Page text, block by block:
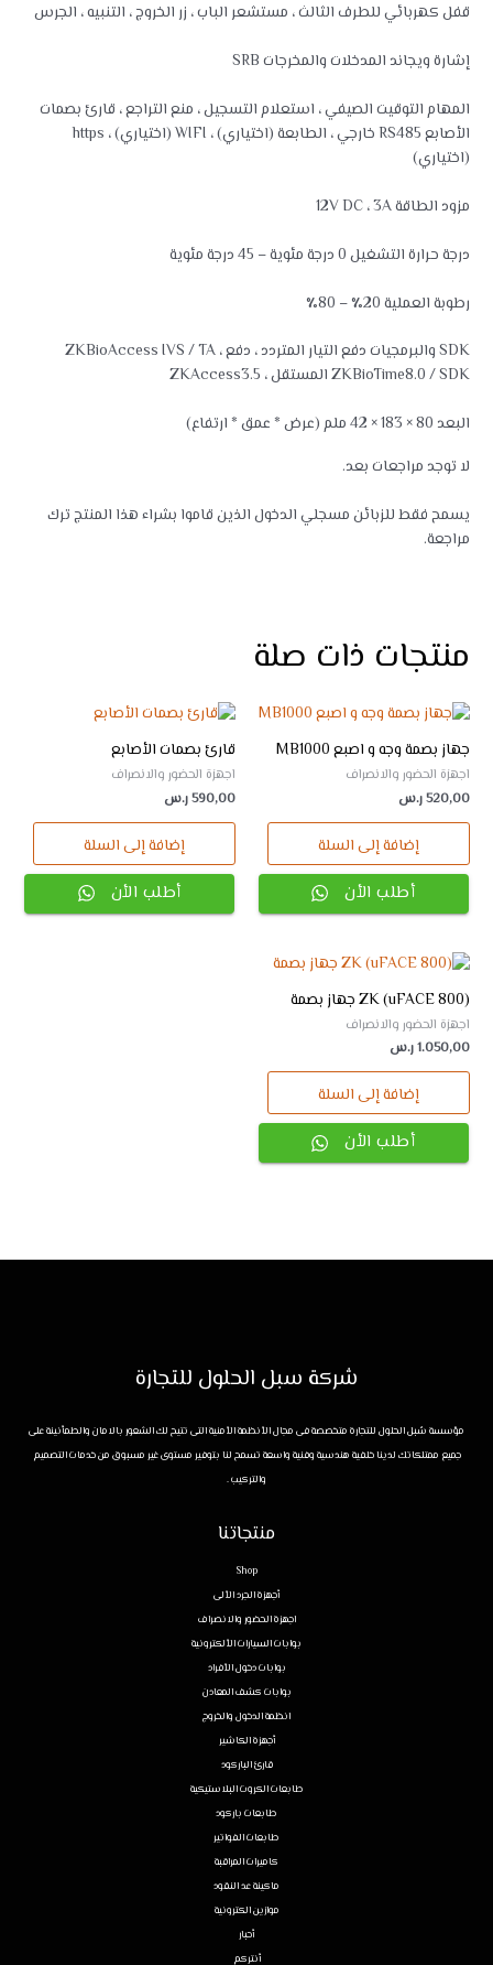
قفل كهربائي للطرف الثالث ، مستشعر الباب ، زر الخروج ، التنبيه ، الجرس
إشارة ويجاند المدخلات والمخرجات SRB
المهام التوقيت الصيفي ، استعلام التسجيل ، منع التراجع ، قارئ بصمات
الأصابع RS485 خارجي ، الطابعة (اختياري) ، WIFI (اختياري) ، https
(اختياري)
مزود الطاقة 12V DC ، 3A
درجة حرارة التشغيل 0 درجة مئوية – 45 درجة مئوية
رطوبة العملية 20٪ – 80٪
SDK والبرمجيات دفع التيار المتردد ، دفع ZKBioAccess IVS / TA ،
ZKBioTime8.0 / SDK المستقل ، ZKAccess3.5
البعد 80 × 183 × 42 ملم (عرض * عمق * ارتفاع)
لا توجد مراجعات بعد.
يسمح فقط للزبائن مسجلي الدخول الذين قاموا بشراء هذا المنتج ترك
مراجعة.
منتجات ذات صلة
جهاز بصمة وجه و اصبع MB1000
اجهزة الحضور والانصراف
520,00ر.س
إضافة إلى السلة
أطلب الأن
قارئ بصمات الأصابع
اجهزة الحضور والانصراف
590,00ر.س
إضافة إلى السلة
أطلب الأن
ZK (uFACE 800) جهاز بصمة
اجهزة الحضور والانصراف
1.050,00ر.س
إضافة إلى السلة
أطلب الأن
شركة سبل الحلول للتجارة
مؤسسة سُبل الحلول للتجارة متخصصة فى مجال الأنظمة الأمنية التى تتيح لك الشعور بالامان والطمأنينة على
جميع ممتلكاتك لدينا خلفية هندسية وفنية واسعة تسمح لنا بتوفير مستوى غير مسبوق من خدمات التصميم
والتركيب .
منتجاتنا
Shop
أجهزة الجرد الألى
اجهزة الحضور والانصراف
بوابات السيارات الألكترونية
بوابات دخول الأفراد
بوابات كشف المعادن
انظمة الدخول والخروج
أجهزة الكاشير
قارئ الباركود
طابعات الكروت البلاستيكية
طابعات باركود
طابعات الفواتير
كاميرات المراقبة
ماكينة عد النقود
موازين الكترونية
أحبار
أنتركم